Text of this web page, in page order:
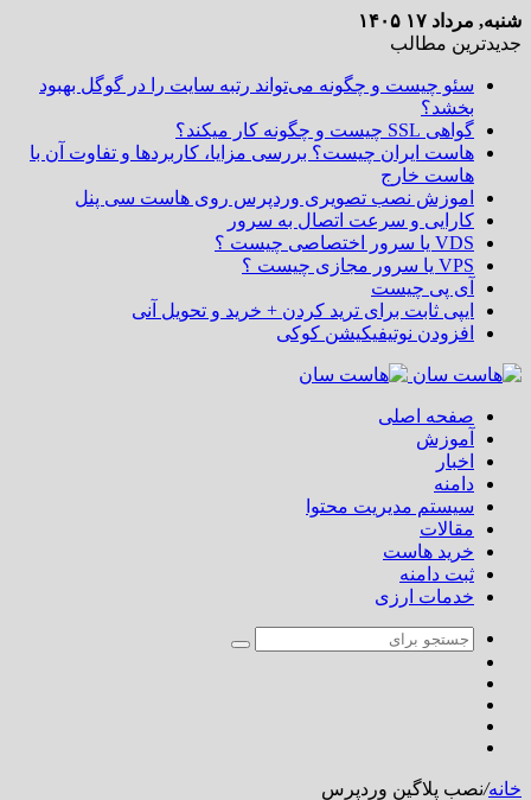
شنبه, مرداد ۱۷ ۱۴۰۵
جدیدترین مطالب
سئو چیست و چگونه می‌تواند رتبه سایت را در گوگل بهبود
بخشد؟
گواهی SSL چیست و چگونه کار میکند؟
هاست ایران چیست؟ بررسی مزایا، کاربردها و تفاوت آن با
هاست خارج
اموزش نصب تصویری وردپرس روی هاست سی پنل
کارایی و سرعت اتصال به سرور
VDS یا سرور اختصاصی چیست ؟
VPS یا سرور مجازی چیست ؟
آی پی چیست
ایپی ثابت برای ترید کردن + خرید و تحویل آنی
افزودن نوتیفیکیشن کوکی
صفحه اصلی
آموزش
اخبار
دامنه
سیستم مدیریت محتوا
مقالات
خرید هاست
ثبت دامنه
خدمات ارزی
خانه/نصب پلاگین وردپرس